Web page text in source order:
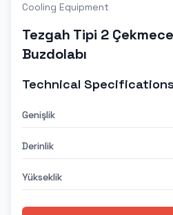
Cooling Equipment
Tezgah Tipi 2 Çekmece
Buzdolabı
Technical Specifications
Genişlik
Derinlik
Yükseklik